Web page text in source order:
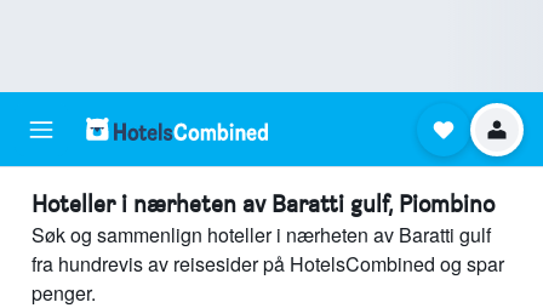
Hoteller i nærheten av Baratti gulf, Piombino
Søk og sammenlign hoteller i nærheten av Baratti gulf
fra hundrevis av reisesider på HotelsCombined og spar
penger.